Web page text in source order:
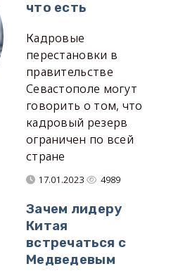
что есть
Кадровые
перестановки в
правительстве
Севастополе могут
говорить о том, что
кадровый резерв
ограничен по всей
стране
17.01.2023 4989
Зачем лидеру
Китая
встречаться с
Медведевым